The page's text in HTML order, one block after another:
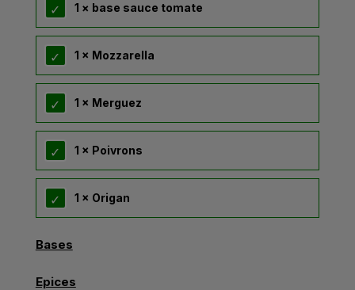
1 × base sauce tomate
1 × Mozzarella
1 × Merguez
1 × Poivrons
1 × Origan
Bases
Epices